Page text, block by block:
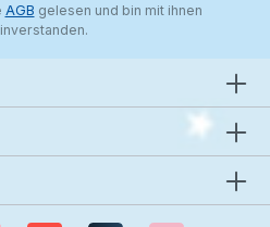
AGB gelesen und bin mit ihnen